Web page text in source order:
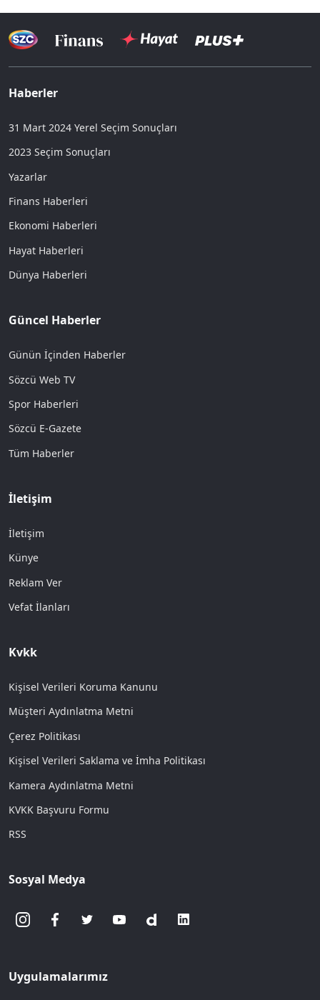
Haberler
31 Mart 2024 Yerel Seçim Sonuçları
2023 Seçim Sonuçları
Yazarlar
Finans Haberleri
Ekonomi Haberleri
Hayat Haberleri
Dünya Haberleri
Güncel Haberler
Günün İçinden Haberler
Sözcü Web TV
Spor Haberleri
Sözcü E-Gazete
Tüm Haberler
İletişim
İletişim
Künye
Reklam Ver
Vefat İlanları
Kvkk
Kişisel Verileri Koruma Kanunu
Müşteri Aydınlatma Metni
Çerez Politikası
Kişisel Verileri Saklama ve İmha Politikası
Kamera Aydınlatma Metni
KVKK Başvuru Formu
RSS
Sosyal Medya
Uygulamalarımız